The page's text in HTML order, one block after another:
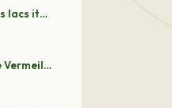
Randos autour des lacs italiens : Majeur, Côme et Orta
Espagne : La Côte Vermeille de Collioure à Cadaquès